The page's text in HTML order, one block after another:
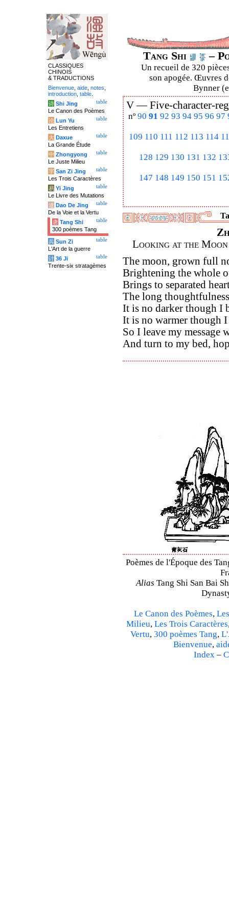
Tang Shi –
Un recueil de 320
son apogée. Œuvres
Bynner
V —Five-character-
nº 90 91 92 93 94 95 96 97
109 110 111 112 113 114
128 129 130 131 132
147 148 149 150 151
Looking at the
The moon, grown full
Brightening the whole
Brings to separated
The long
It is no darker though I
It is no warmer though
So I leave my message
And turn to my bed,
Poèmes de l'Époque des
Alias Tang Shi San Bai
Le Canon des Poèmes,
Milieu, Les Trois Caractères
Vertu, 300 poèmes Tang,
Bienvenue,
Index–
CLASSIQUES
CHINOIS
& TRADUCTIONS
Bienvenue aide notes
introduction table
table
诗 Shi Jing
Le Canon des Poèmes
table
论 Lun Yu
Les Entretiens
table
大 Daxue
La Grande Étude
table
中 Zhongyong
Le Juste Milieu
table
字 San Zi Jing
Les Trois Caractères
table
易 Yi Jing
Le Livre des Mutations
table
道 Dao De Jing
De la Voie et la Vertu
table
唐 Tang Shi
300 poèmes Tang
table
兵 Sun Zi
L'Art de la guerre
table
计 36 Ji
Trente-six stratagèmes